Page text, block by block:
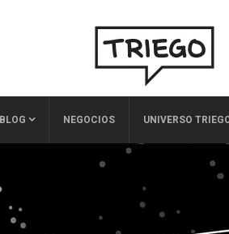
BLOG NEGOCIOS UNIVERSO